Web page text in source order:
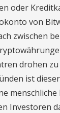
oder
von
zwischen
drohen
ist
Investoren